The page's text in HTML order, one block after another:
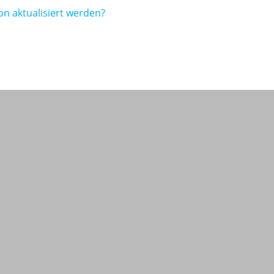
aktualisiert werden?